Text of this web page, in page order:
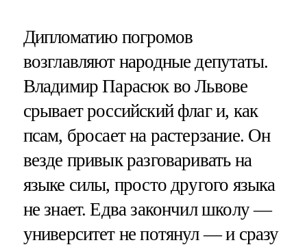
Дипломатию погромов
возглавляют народные депутаты.
Владимир Парасюк во Львове
срывает российский флаг и, как
псам, бросает на растерзание. Он
везде привык разговаривать на
языке силы, просто другого языка
не знает. Едва закончил школу —
университет не потянул — и сразу